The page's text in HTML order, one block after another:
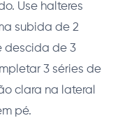
Use halteres
subida de 2
descida de 3
3 séries de
clara na lateral
pé.